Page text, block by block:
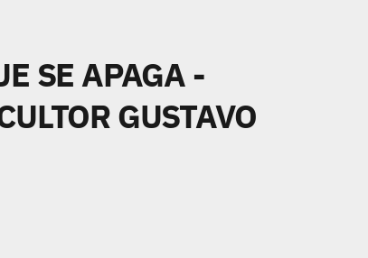
SE APAGA -
GUSTAVO